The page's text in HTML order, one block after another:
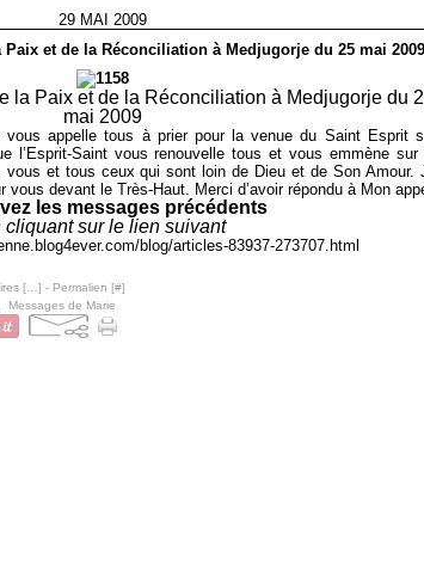
29 MAI 2009
Paix et de la Réconciliation à Medjugorje du 25 mai 2009
la Paix et de la Réconciliation à Medjugorje du
mai 2009
appelle tous à prier pour la venue du Saint Esprit
l’Esprit-Saint vous renouvelle tous et vous emmène sur
et tous ceux qui sont loin de Dieu et de Son Amour.
vous devant le Très-Haut. Merci d’avoir répondu à Mon
les messages précédents
cliquant sur le lien suivant
blog/articles-83937-273707.html
[ ] - Permalien [#]
Messages de Marie